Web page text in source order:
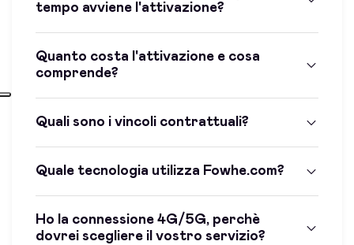
tempo avviene l'attivazione?
Quanto costa l'attivazione e cosa
comprende?
Quali sono i vincoli contrattuali?
Quale tecnologia utilizza Fowhe.com?
Ho la connessione 4G/5G, perchè
dovrei scegliere il vostro servizio?